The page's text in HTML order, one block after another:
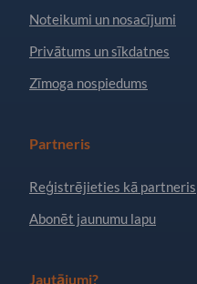
Noteikumi un nosacījumi
Privātums un sīkdatnes
Zīmoga nospiedums
Partneris
Reģistrējieties kā partneris
Abonēt jaunumu lapu
Jautājumi?